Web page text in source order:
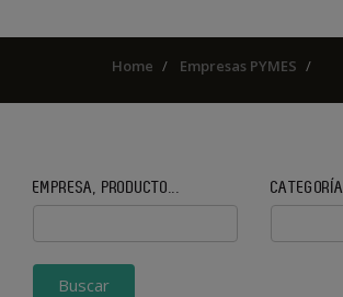
Home Empresas PYMES
EMPRESA, PRODUCTO... CATEGORÍA
Buscar